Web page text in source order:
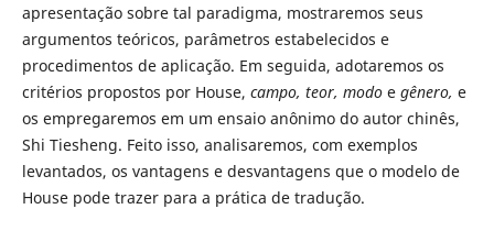
apresentação sobre tal paradigma, mostraremos seus
argumentos teóricos, parâmetros estabelecidos e
procedimentos de aplicação. Em seguida, adotaremos os
critérios propostos por House, campo, teor, modoe gênero, e
os empregaremos em um ensaio anônimo do autor chinês,
Shi Tiesheng. Feito isso, analisaremos, com exemplos
levantados, os vantagens e desvantagens que o modelo de
House pode trazer para a prática de tradução.